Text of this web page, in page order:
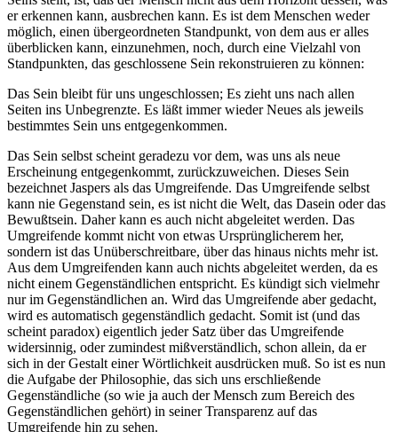
er erkennen kann, ausbrechen kann. Es ist dem Menschen weder
möglich, einen übergeordneten Standpunkt, von dem aus er alles
überblicken kann, einzunehmen, noch, durch eine Vielzahl von
Standpunkten, das geschlossene Sein rekonstruieren zu können:
Das Sein bleibt für uns ungeschlossen; Es zieht uns nach allen
Seiten ins Unbegrenzte. Es läßt immer wieder Neues als jeweils
bestimmtes Sein uns entgegenkommen.
Das Sein selbst scheint geradezu vor dem, was uns als neue
Erscheinung entgegenkommt, zurückzuweichen. Dieses Sein
bezeichnet Jaspers als das Umgreifende. Das Umgreifende selbst
kann nie Gegenstand sein, es ist nicht die Welt, das Dasein oder das
Bewußtsein. Daher kann es auch nicht abgeleitet werden. Das
Umgreifende kommt nicht von etwas Ursprünglicherem her,
sondern ist das Unüberschreitbare, über das hinaus nichts mehr ist.
Aus dem Umgreifenden kann auch nichts abgeleitet werden, da es
nicht einem Gegenständlichen entspricht. Es kündigt sich vielmehr
nur im Gegenständlichen an. Wird das Umgreifende aber gedacht,
wird es automatisch gegenständlich gedacht. Somit ist (und das
scheint paradox) eigentlich jeder Satz über das Umgreifende
widersinnig, oder zumindest mißverständlich, schon allein, da er
sich in der Gestalt einer Wörtlichkeit ausdrücken muß. So ist es nun
die Aufgabe der Philosophie, das sich uns erschließende
Gegenständliche (so wie ja auch der Mensch zum Bereich des
Gegenständlichen gehört) in seiner Transparenz auf das
Umgreifende hin zu sehen.